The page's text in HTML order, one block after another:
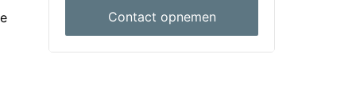
Contact opnemen